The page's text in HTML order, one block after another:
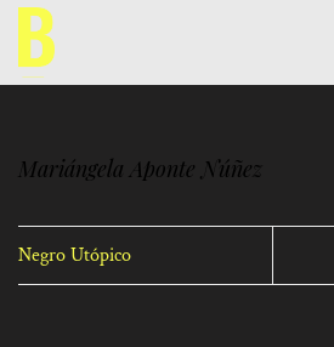
Saltar
contenido
Mariángela Aponte Núñez
Negro Utópico